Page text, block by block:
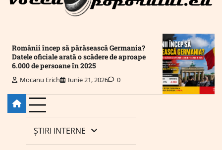
Românii încep să părăsească Germania?
Datele oficiale arată o scădere de aproape
6.000 de persoane în 2025
Mocanu Erich Iunie 21, 2026 0
ȘTIRI INTERNE